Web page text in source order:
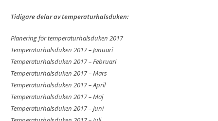
Tidigare delar av temperaturhalsduken:
Planering för temperaturhalsduken 2017
Temperaturhalsduken 2017 – Januari
Temperaturhalsduken 2017 – Februari
Temperaturhalsduken 2017 – Mars
Temperaturhalsduken 2017 – April
Temperaturhalsduken 2017 – Maj
Temperaturhalsduken 2017 – Juni